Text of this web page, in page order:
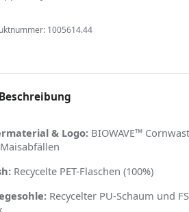
1005614.44
Beschreibung
& Logo:BIOWAVE™
Recycelte PET-Flaschen (100%)
Recycelter PU-Schaum und